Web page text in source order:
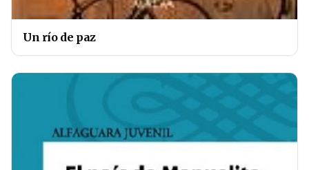
Un río de paz